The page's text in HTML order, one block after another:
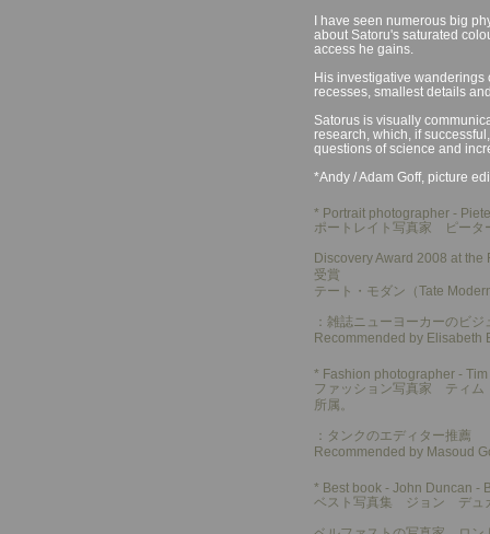
I have seen numerous big
about Satoru's saturated
access he gains.
His investigative wanderings
recesses, smallest details
Satorus is visually
research, which, if
questions of science and
*Andy / Adam Goff, picture
* Portrait photographer -
ポートレイト写真家 ピー
Discovery Award 2008 at the
受賞
テート・モダン（Tate
：雑誌ニューヨーカーのビ
Recommended by Elisabeth
* Fashion photographer -
ファッション写真家 ティム
所属。
：タンクのエディター推薦
Recommended by Masoud
* Best book - John Duncan -
ベスト写真集 ジョン デュ